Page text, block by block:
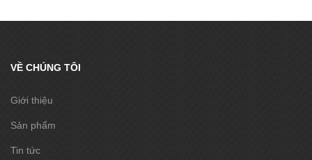
VỀ CHÚNG TÔI
Giới thiệu
Sản phẩm
Tin tức